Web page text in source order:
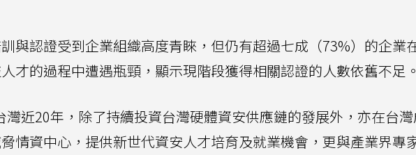
與認證受到企業組織高度青睞，但仍有超過七成（73%）的企業
才的過程中遭遇瓶頸，顯示現階段獲得相關認證的人數依舊不足。
灣近20年，除了持續投資台灣硬體資安供應鏈的發展外，亦在台
情資中心，提供新世代資安人才培育及就業機會，更與產業界專